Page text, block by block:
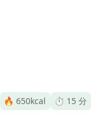
🔥 650kcal ⏱️ 15 分